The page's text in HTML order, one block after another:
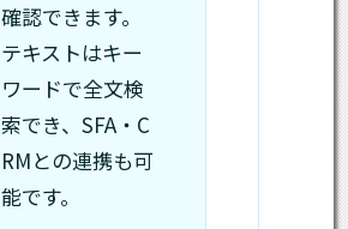
確認できます。
テキストはキー
ワードで全文検
索でき、SFA・C
RMとの連携も可
能です。